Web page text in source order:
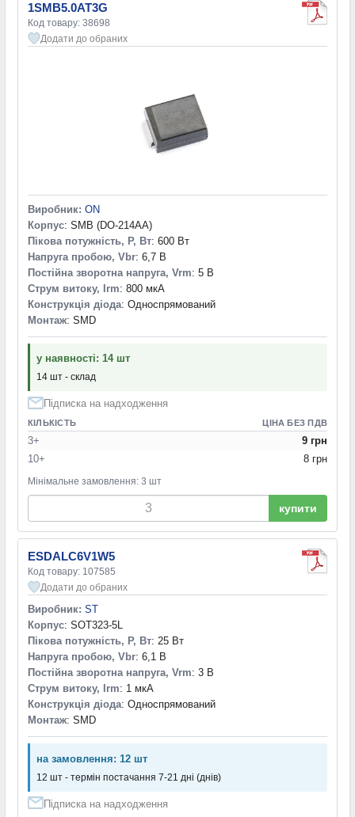
1SMB5.0AT3G
Код товару: 38698
Додати до обраних
Виробник: ON
Корпус: SMB (DO-214AA)
Пікова потужність, P, Вт: 600 Вт
Напруга пробою, Vbr: 6,7 В
Постійна зворотна напруга, Vrm: 5 В
Струм витоку, Irm: 800 мкА
Конструкція діода: Односпрямований
Монтаж: SMD
у наявності: 14 шт
14 шт - склад
Підписка на надходження
КІЛЬКІСТЬ ЦІНА БЕЗ ПДВ
3+
9 грн
10+
8 грн
Мінімальне замовлення: 3 шт
купити
ESDALC6V1W5
Код товару: 107585
Додати до обраних
Виробник: ST
Корпус: SOT323-5L
Пікова потужність, P, Вт: 25 Вт
Напруга пробою, Vbr: 6,1 В
Постійна зворотна напруга, Vrm: 3 В
Струм витоку, Irm: 1 мкА
Конструкція діода: Односпрямований
Монтаж: SMD
на замовлення: 12 шт
12 шт - термін постачання 7-21 дні (днів)
Підписка на надходження